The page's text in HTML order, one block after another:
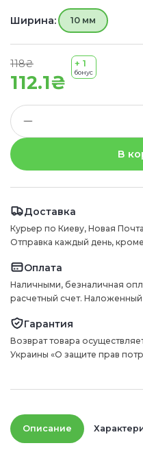
112.1₴
118₴ + 1
бонус
Ширина: 10 мм
В
Доставка
Курьер по Киеву, Новая
Отправка каждый день,
Оплата
Наличными, безналичная
расчетный счет.
Гарантия
Возврат товара
Украины «О защите прав
Описание